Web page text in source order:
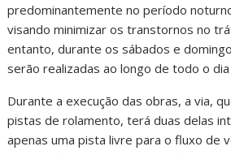
predominantemente no período
visando minimizar os transtornos no
entanto, durante os sábados e
serão realizadas ao longo de todo o
Durante a execução das obras, a via,
pistas de rolamento, terá duas delas
apenas uma pista livre para o fluxo de